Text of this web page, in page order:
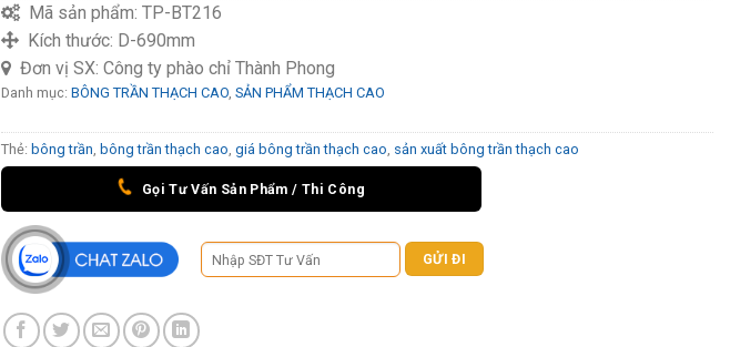
Mã sản phẩm: TP-BT216
Kích thước: D-690mm
Đơn vị SX: Công ty phào chỉ Thành Phong
Danh mục: BÔNG TRẦN THẠCH CAO SẢN PHẨM THẠCH CAO
Thẻ: bông trần bông trần thạch cao giá bông trần thạch cao sản xuất bông trần thạch cao
Gọi Tư Vấn Sản Phẩm / Thi Công